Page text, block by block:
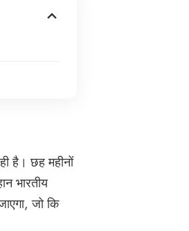
है। छह महीनों
भारतीय
जो कि